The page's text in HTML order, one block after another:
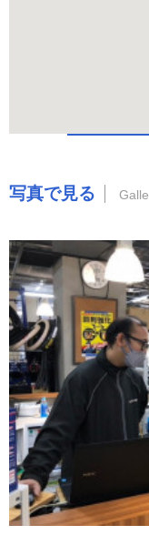
写真で見る